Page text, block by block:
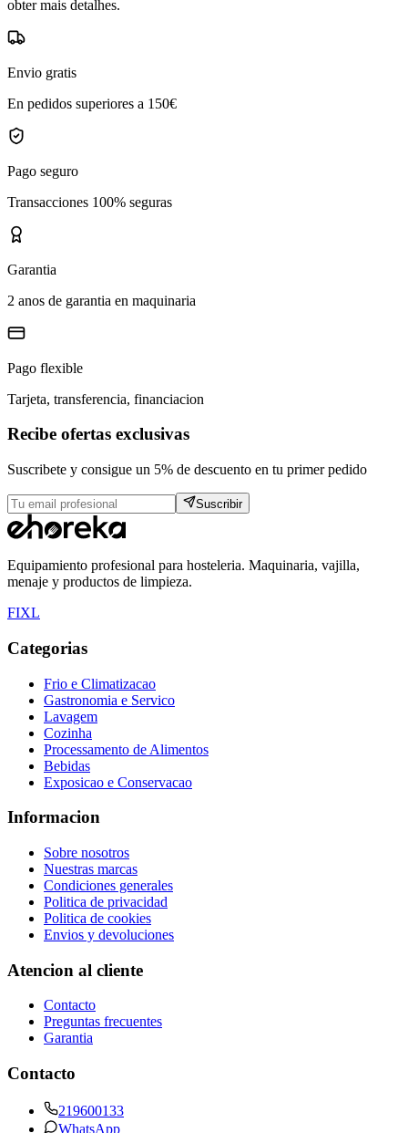
obter mais detalhes.
Envio gratis
En pedidos superiores a 150€
Pago seguro
Transacciones 100% seguras
Garantia
2 anos de garantia en maquinaria
Pago flexible
Tarjeta, transferencia, financiacion
Recibe ofertas exclusivas
Suscribete y consigue un 5% de descuento en tu primer pedido
Suscribir
Equipamiento profesional para hosteleria. Maquinaria, vajilla,
menaje y productos de limpieza.
FIXL
Categorias
Frio e Climatizacao
Gastronomia e Servico
Lavagem
Cozinha
Processamento de Alimentos
Bebidas
Exposicao e Conservacao
Informacion
Sobre nosotros
Nuestras marcas
Condiciones generales
Politica de privacidad
Politica de cookies
Envios y devoluciones
Atencion al cliente
Contacto
Preguntas frecuentes
Garantia
Contacto
219600133
WhatsApp